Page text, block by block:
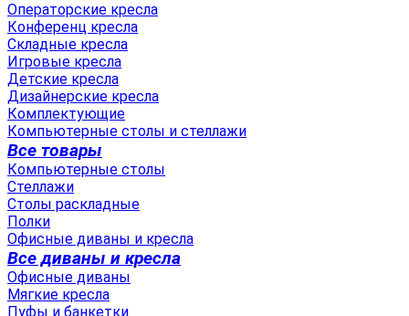
Операторские кресла
Конференц кресла
Складные кресла
Игровые кресла
Детские кресла
Дизайнерские кресла
Комплектующие
Компьютерные столы и стеллажи
Все товары
Компьютерные столы
Стеллажи
Столы раскладные
Полки
Офисные диваны и кресла
Все диваны и кресла
Офисные диваны
Мягкие кресла
Пуфы и банкетки